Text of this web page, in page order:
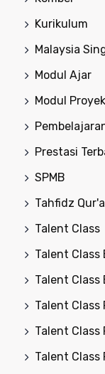
Kurikulum
Malaysia
Modul Ajar
Modul Proyek
Prestasi
SPMB
Tahfidz
Talent Class
Talent
Talent Class
Talent Class
Talent Class
Talent Class